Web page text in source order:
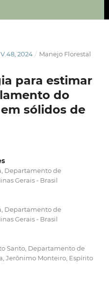
V.48, 2024 / Manejo Florestal
para estimar
do
sólidos de
Departamento de
Gerais - Brasil
Departamento de
Gerais - Brasil
Santo, Departamento de
Jerônimo Monteiro, Espírito